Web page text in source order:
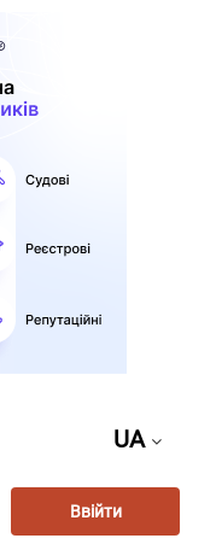
UA
Ввійти